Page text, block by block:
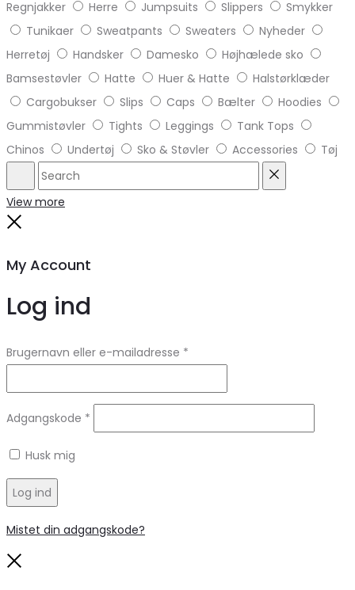
Regnjakker
Herre Jumpsuits Slippers
Smykker
Tunikaer
Sweatpants Sweaters
Nyheder
Herretøj
Handsker Damesko
Højhælede sko
Bamsestøvler
Hatte Huer & Hatte
Halstørklæder
Cargobukser
Slips Caps Bælter
Hoodies
Gummistøvler
Tights Leggings
Tank Tops
Chinos
Undertøj Sko & Støvler Accessories Tøj
Search
View more
My Account
Log ind
Brugernavn eller e-mailadresse *
Adgangskode *
Husk mig
Log ind
Mistet din adgangskode?